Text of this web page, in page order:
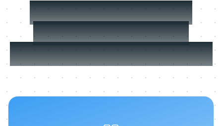
En savoir plus sur
comment former
dans le flux de travail.